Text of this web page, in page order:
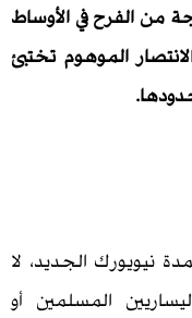
في الأوساط
تختبئ
الجديد، لا
المسلمين أو